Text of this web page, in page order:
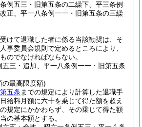
例五三・旧第五条の二繰下、平三条例
正、平一八条例一一・旧第五条の三繰
けて退職した者に係る当該勧奨は、そ
事委員会規則で定めるところにより、
のでなければならない。
五三・追加、平一八条例一一・旧第五条
の最高限度額)
第五条 までの規定により計算した退職手
給料月額に六十を乗じて得た額を超え
規定にかかわらず、その乗じて得た額
の基本額とする。